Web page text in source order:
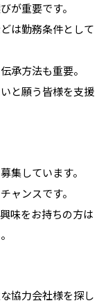
が重要です。
は勤務条件として
承方法も重要。
と願う皆様を支援
集しています。
ャンスです。
味をお持ちの方は
協力会社様を探し